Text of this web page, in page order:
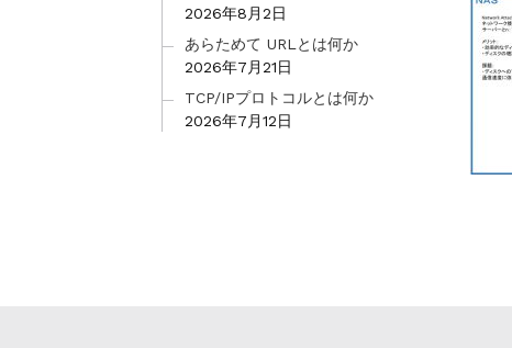
2026年8月2日
あらためて URLとは何か
2026年7月21日
TCP/IPプロトコルとは何か
2026年7月12日